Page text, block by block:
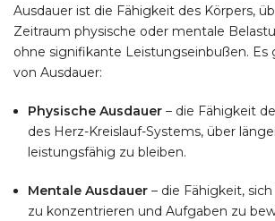
Ausdauer ist die Fähigkeit des Körpers,
Zeitraum physische oder mentale
ohne signifikante Leistungseinbußen. Es
von Ausdauer:
Physische Ausdauer – die Fähigkeit
des Herz-Kreislauf-Systems, über
leistungsfähig zu bleiben.
Mentale Ausdauer – die Fähigkeit,
zu konzentrieren und Aufgaben zu